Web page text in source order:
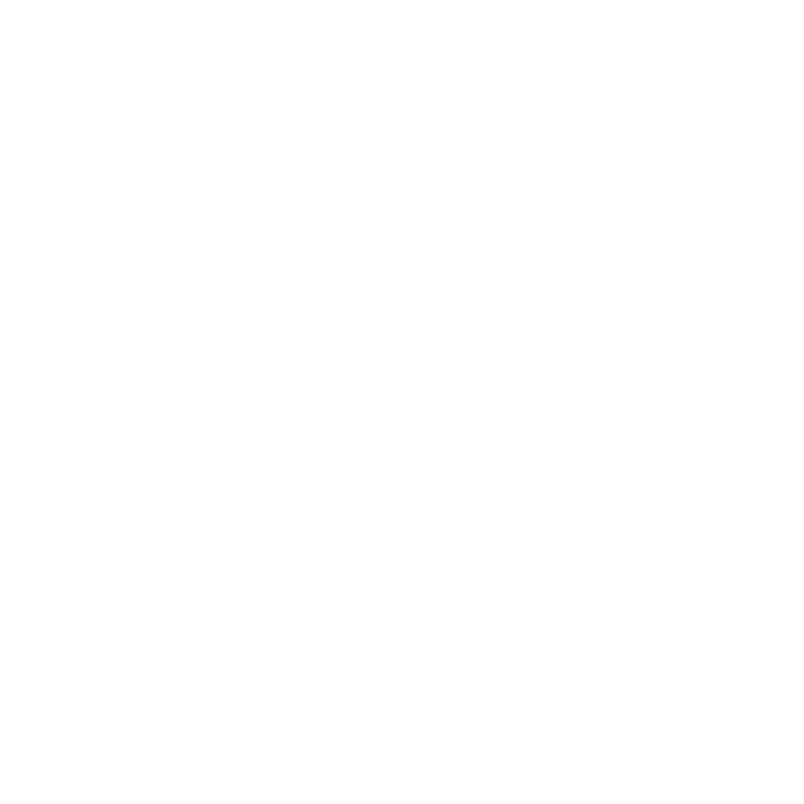
and see latest updates, news, information In Chandpur.